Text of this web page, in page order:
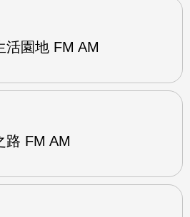
活園地 FM AM
路 FM AM